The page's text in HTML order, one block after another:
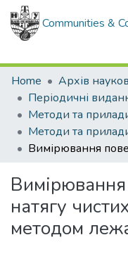
Communities &
Home
натягу
методом